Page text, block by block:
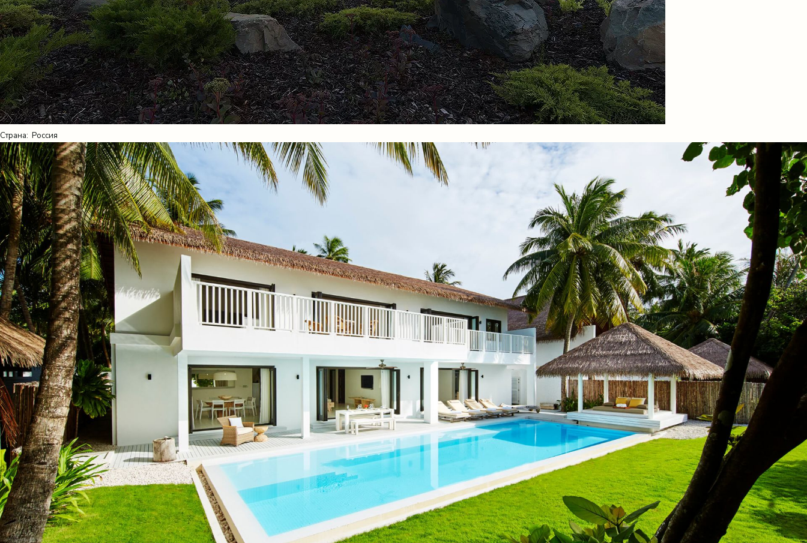
Страна: Россия